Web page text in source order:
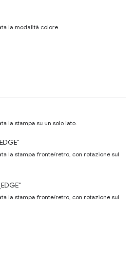
la modalità colore.
la stampa su un solo lato.
la stampa fronte/retro, con rotazione sul
la stampa fronte/retro, con rotazione sul